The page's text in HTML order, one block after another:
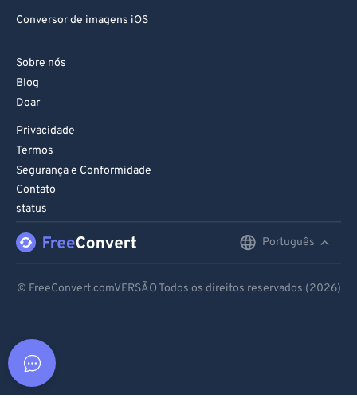
Conversor de imagens iOS
Sobre nós
Blog
Doar
Privacidade
Termos
Segurança e Conformidade
Contato
status
Português
© FreeConvert.comVERSÃO Todos os direitos reservados (2026)